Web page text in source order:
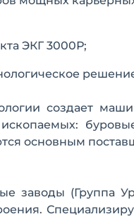
ЭКГ 3000Р;
создает
основным
заводы (Группа